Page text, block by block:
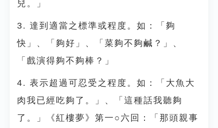
兒。」
3. 達到適當之標準或程度。如：「夠
快」、「夠好」、「菜夠不夠鹹？」、
「戲演得夠不夠棒？」
4. 表示超過可忍受之程度。如：「大魚大
肉我已經吃夠了。」、「這種話我聽夠
了。」《紅樓夢》第一○六回：「那頭親事